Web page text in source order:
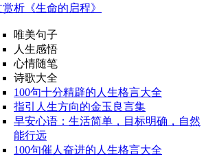
析《生命的启程》
唯美句子
人生感悟
心情随笔
诗歌大全
100句十分精辟的人生格言大全
指引人生方向的金玉良言集
早安心语：生活简单，目标明确，自然
能行远
100句催人奋进的人生格言大全